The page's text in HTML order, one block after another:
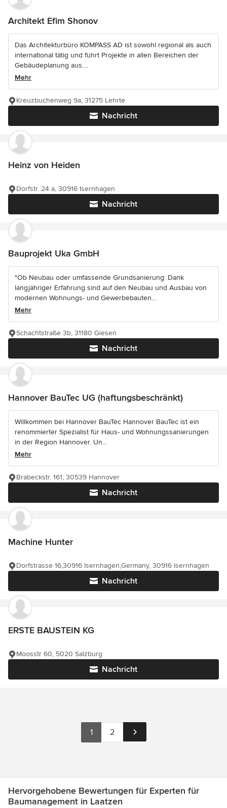
Architekt Efim Shonov
Das Architekturbüro KOMPASS AD ist sowohl regional als auch
international tätig und führt Projekte in allen Bereichen der
Gebäudeplanung aus....
Mehr
Nachricht
Kreuzbuchenweg 9a, 31275 Lehrte
Heinz von Heiden
Nachricht
Dorfstr. 24 a, 30916 Isernhagen
Bauprojekt Uka GmbH
"Ob Neubau oder umfassende Grundsanierung: Dank
langjähriger Erfahrung sind auf den Neubau und Ausbau von
modernen Wohnungs- und Gewerbebauten...
Mehr
Nachricht
Schachtstraße 3b, 31180 Giesen
Hannover BauTec UG (haftungsbeschränkt)
Willkommen bei Hannover BauTec Hannover BauTec ist ein
renommierter Spezialist für Haus- und Wohnungssanierungen
in der Region Hannover. Un...
Mehr
Nachricht
Brabeckstr. 161, 30539 Hannover
Machine Hunter
Nachricht
Dorfstrasse 16,30916 Isernhagen,Germany, 30916 Isernhagen
ERSTE BAUSTEIN KG
Nachricht
Moosstr 60, 5020 Salzburg
1 2
Hervorgehobene Bewertungen für Experten für
Baumanagement in Laatzen